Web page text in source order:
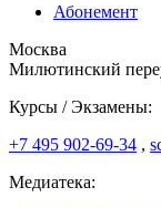
Абонемент
Москва
Милютинский
Курсы / Экзамены:
+7 495 902-69-34 ,
Медиатека: